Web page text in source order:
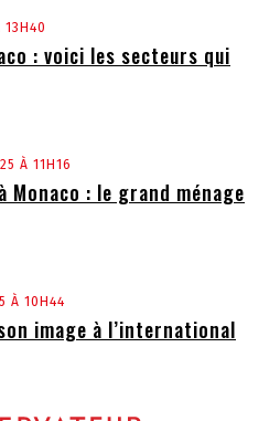
13H40
: voici les secteurs qui
À 11H16
: le grand ménage
À 10H44
image à l’international